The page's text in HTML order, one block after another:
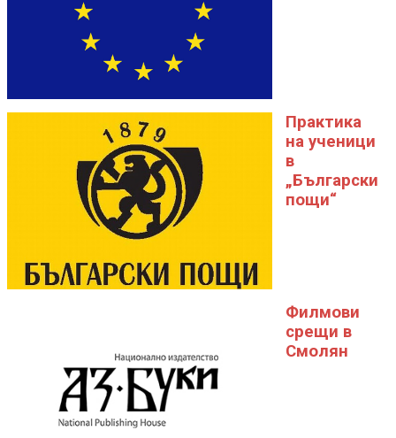
Практика
на ученици
в
„Български
пощи“
Филмови
срещи в
Смолян